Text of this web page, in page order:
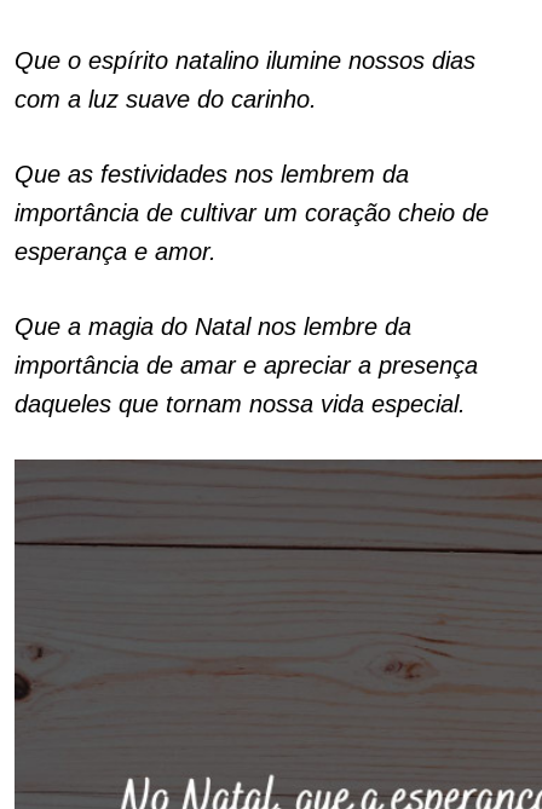
Que o espírito natalino ilumine nossos dias
com a luz suave do carinho.
Que as festividades nos lembrem da
importância de cultivar um coração cheio de
esperança e amor.
Que a magia do Natal nos lembre da
importância de amar e apreciar a presença
daqueles que tornam nossa vida especial.